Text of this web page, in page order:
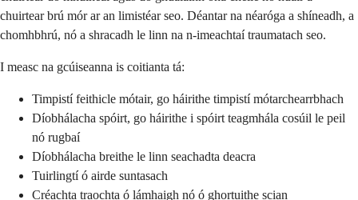
chuirtear brú mór ar an limistéar seo. Déantar na néaróga a shíneadh, a
chomhbhrú, nó a shracadh le linn na n-imeachtaí traumatach seo.
I measc na gcúiseanna is coitianta tá:
Timpistí feithicle mótair, go háirithe timpistí mótarchearrbhach
Díobhálacha spóirt, go háirithe i spóirt teagmhála cosúil le peil
nó rugbaí
Díobhálacha breithe le linn seachadta deacra
Tuirlingtí ó airde suntasach
Créachta traochta ó lámhaigh nó ó ghortuithe scian